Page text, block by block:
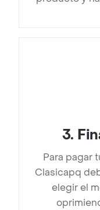
3.
Para pagar
Clasicapq
elegir el